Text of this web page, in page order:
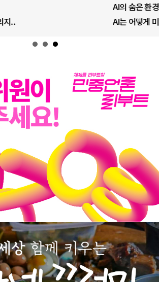
이터센터 확산..
의를 잠식하고 ..